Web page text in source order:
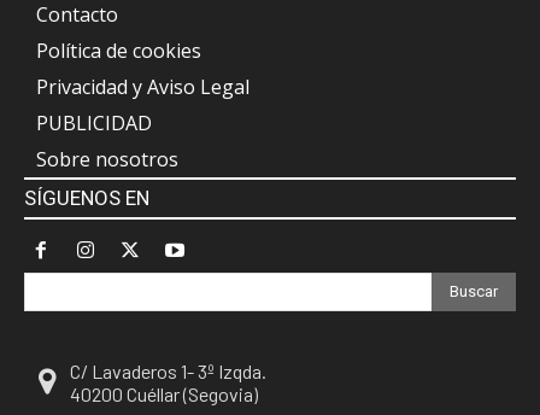
Contacto
Política de cookies
Privacidad y Aviso Legal
PUBLICIDAD
Sobre nosotros
SÍGUENOS EN
Buscar
C/ Lavaderos 1- 3º Izqda.
40200 Cuéllar (Segovia)